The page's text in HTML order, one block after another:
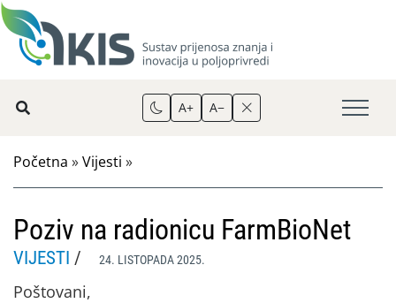
A+ A−
Početna »Vijesti »
Poziv na radionicu FarmBioNet
VIJESTI / 24. LISTOPADA 2025.
Poštovani,